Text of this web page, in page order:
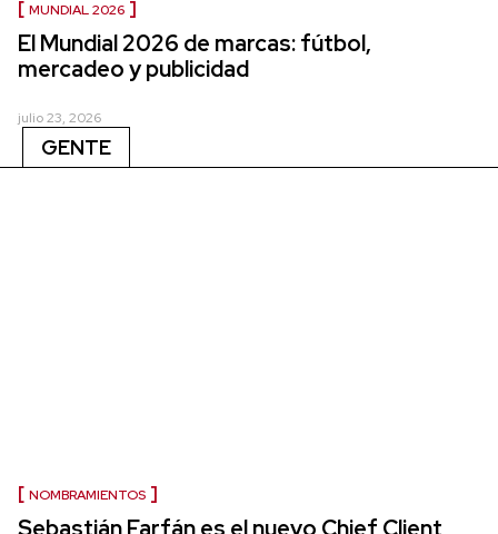
MUNDIAL 2026
El Mundial 2026 de marcas: fútbol,
mercadeo y publicidad
julio 23, 2026
GENTE
NOMBRAMIENTOS